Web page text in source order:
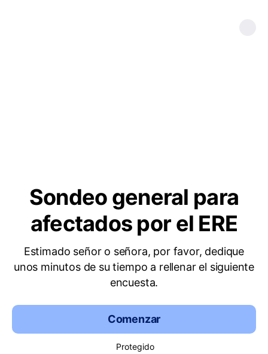
Sondeo general para
afectados por el ERE
Estimado señor o señora, por favor, dedique
unos minutos de su tiempo a rellenar el siguiente
encuesta.
Comenzar
Protegido